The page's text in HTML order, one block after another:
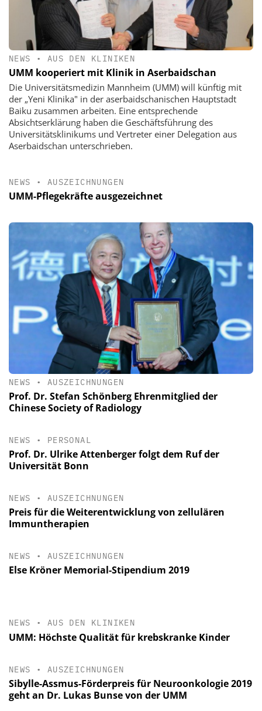
NEWS • AUS DEN KLINIKEN
UMM kooperiert mit Klinik in Aserbaidschan
Die Universitätsmedizin Mannheim (UMM) will künftig mit
der „Yeni Klinika" in der aserbaidschanischen Hauptstadt
Baiku zusammen arbeiten. Eine entsprechende
Absichtserklärung haben die Geschäftsführung des
Universitätsklinikums und Vertreter einer Delegation aus
Aserbaidschan unterschrieben.
NEWS • AUSZEICHNUNGEN
UMM-Pflegekräfte ausgezeichnet
NEWS • AUSZEICHNUNGEN
Prof. Dr. Stefan Schönberg Ehrenmitglied der
Chinese Society of Radiology
NEWS • PERSONAL
Prof. Dr. Ulrike Attenberger folgt dem Ruf der
Universität Bonn
NEWS • AUSZEICHNUNGEN
Preis für die Weiterentwicklung von zellulären
Immuntherapien
NEWS • AUSZEICHNUNGEN
Else Kröner Memorial-Stipendium 2019
NEWS • AUS DEN KLINIKEN
UMM: Höchste Qualität für krebskranke Kinder
NEWS • AUSZEICHNUNGEN
Sibylle-Assmus-Förderpreis für Neuroonkologie 2019
geht an Dr. Lukas Bunse von der UMM